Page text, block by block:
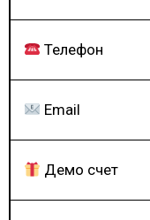
Телефон
Email
Демо счет